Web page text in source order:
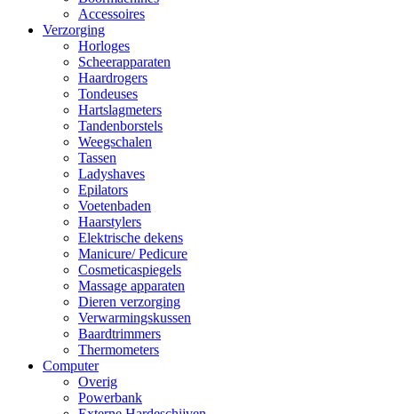
Accessoires
Verzorging
Horloges
Scheerapparaten
Haardrogers
Tondeuses
Hartslagmeters
Tandenborstels
Weegschalen
Tassen
Ladyshaves
Epilators
Voetenbaden
Haarstylers
Elektrische dekens
Manicure/ Pedicure
Cosmeticaspiegels
Massage apparaten
Dieren verzorging
Verwarmingskussen
Baardtrimmers
Thermometers
Computer
Overig
Powerbank